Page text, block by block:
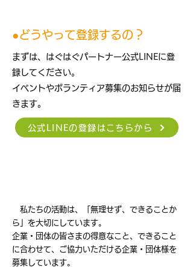
●どうやって登録するの？
まずは、はぐはぐパートナー公式LINEに登
録してください。
​イベントやボランティア募集のお知らせが届
きます。
公式LINEの登録はこちらから
私たちの活動は、「無理せず、できることか
ら」を大切にしています。
企業・団体の皆さまの得意なこと、できること
に合わせて、ご協力いただける企業・団体様を
募集しています。